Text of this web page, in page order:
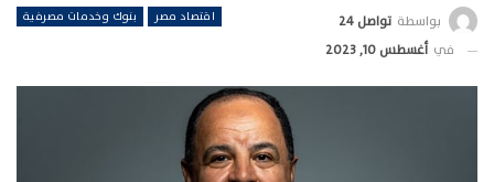
اقتصاد مصر بنوك وخدمات مصرفية بواسطة تواصل 24
في أغسطس 10, 2023